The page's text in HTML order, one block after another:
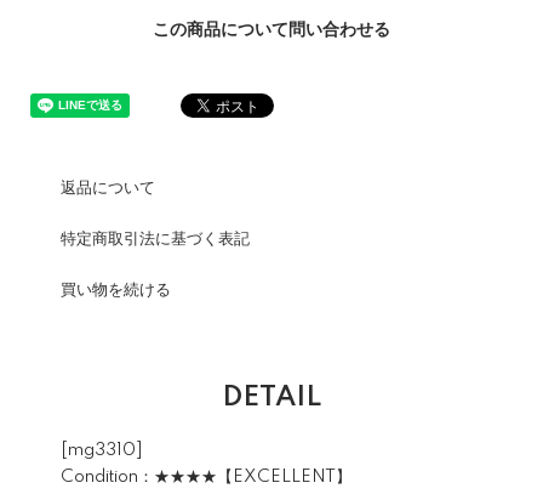
この商品について問い合わせる
返品について
特定商取引法に基づく表記
買い物を続ける
DETAIL
[mg3310]
Condition：★★★★【EXCELLENT】